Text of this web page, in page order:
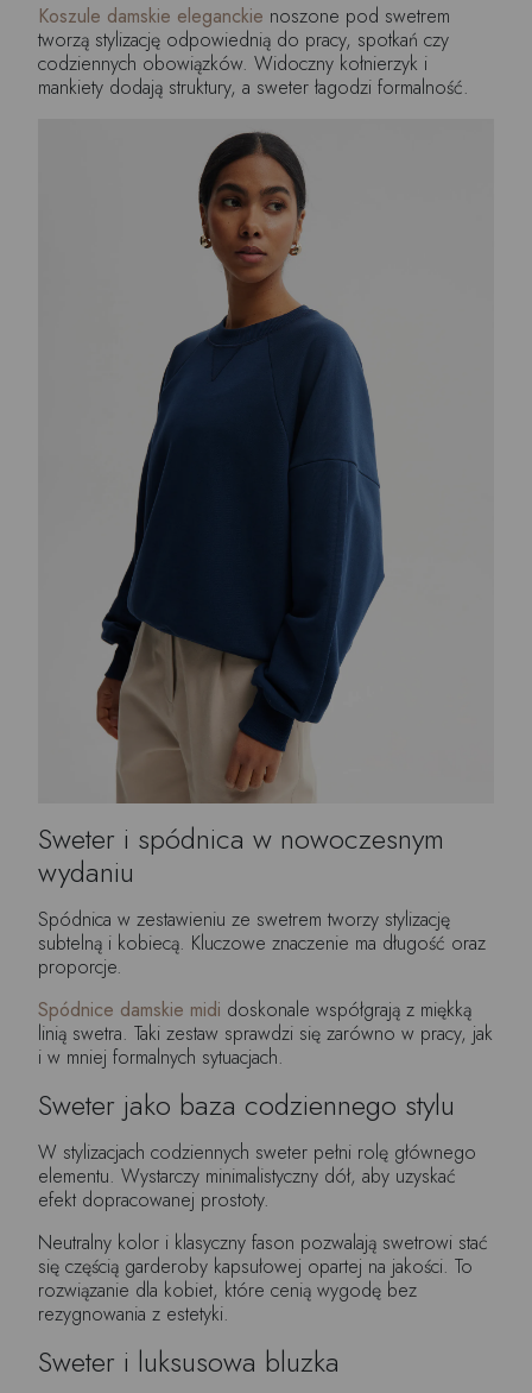
Koszule damskie eleganckie noszone pod swetrem
tworzą stylizację odpowiednią do pracy, spotkań czy
codziennych obowiązków. Widoczny kołnierzyk i
mankiety dodają struktury, a sweter łagodzi formalność.
Sweter i spódnica w nowoczesnym
wydaniu
Spódnica w zestawieniu ze swetrem tworzy stylizację
subtelną i kobiecą. Kluczowe znaczenie ma długość oraz
proporcje.
Spódnice damskie midi doskonale współgrają z miękką
linią swetra. Taki zestaw sprawdzi się zarówno w pracy, jak
i w mniej formalnych sytuacjach.
Sweter jako baza codziennego stylu
W stylizacjach codziennych sweter pełni rolę głównego
elementu. Wystarczy minimalistyczny dół, aby uzyskać
efekt dopracowanej prostoty.
Neutralny kolor i klasyczny fason pozwalają swetrowi stać
się częścią garderoby kapsułowej opartej na jakości. To
rozwiązanie dla kobiet, które cenią wygodę bez
rezygnowania z estetyki.
Sweter i luksusowa bluzka